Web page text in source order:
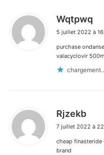
Wqtpwq
t
:
5 juillet 2022 à
purchase
valacyclovir
Rjzekb
t
7 juillet 2022 à
cheap finasteride
brand